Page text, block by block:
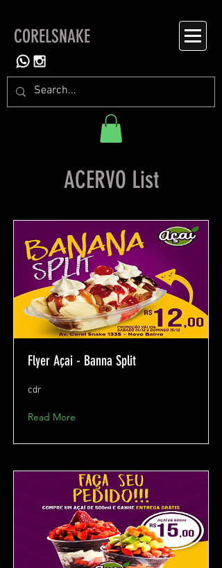
CORELSNAKE
ACERVO List
Flyer Açai - Banna Split
cdr
Read More